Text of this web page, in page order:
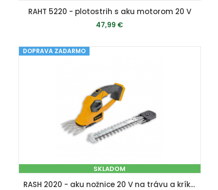
RAHT 5220 - plotostrih s aku motorom 20 V
47,99 €
PRIDAŤ DO KOŠÍKA
DOPRAVA ZADARMO
SKLADOM
RASH 2020 - aku nožnice 20 V na trávu a kríky (bez batérie a nabíjačky)